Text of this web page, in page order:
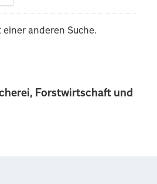
Forstwirtschaft und
einer anderen Suche.